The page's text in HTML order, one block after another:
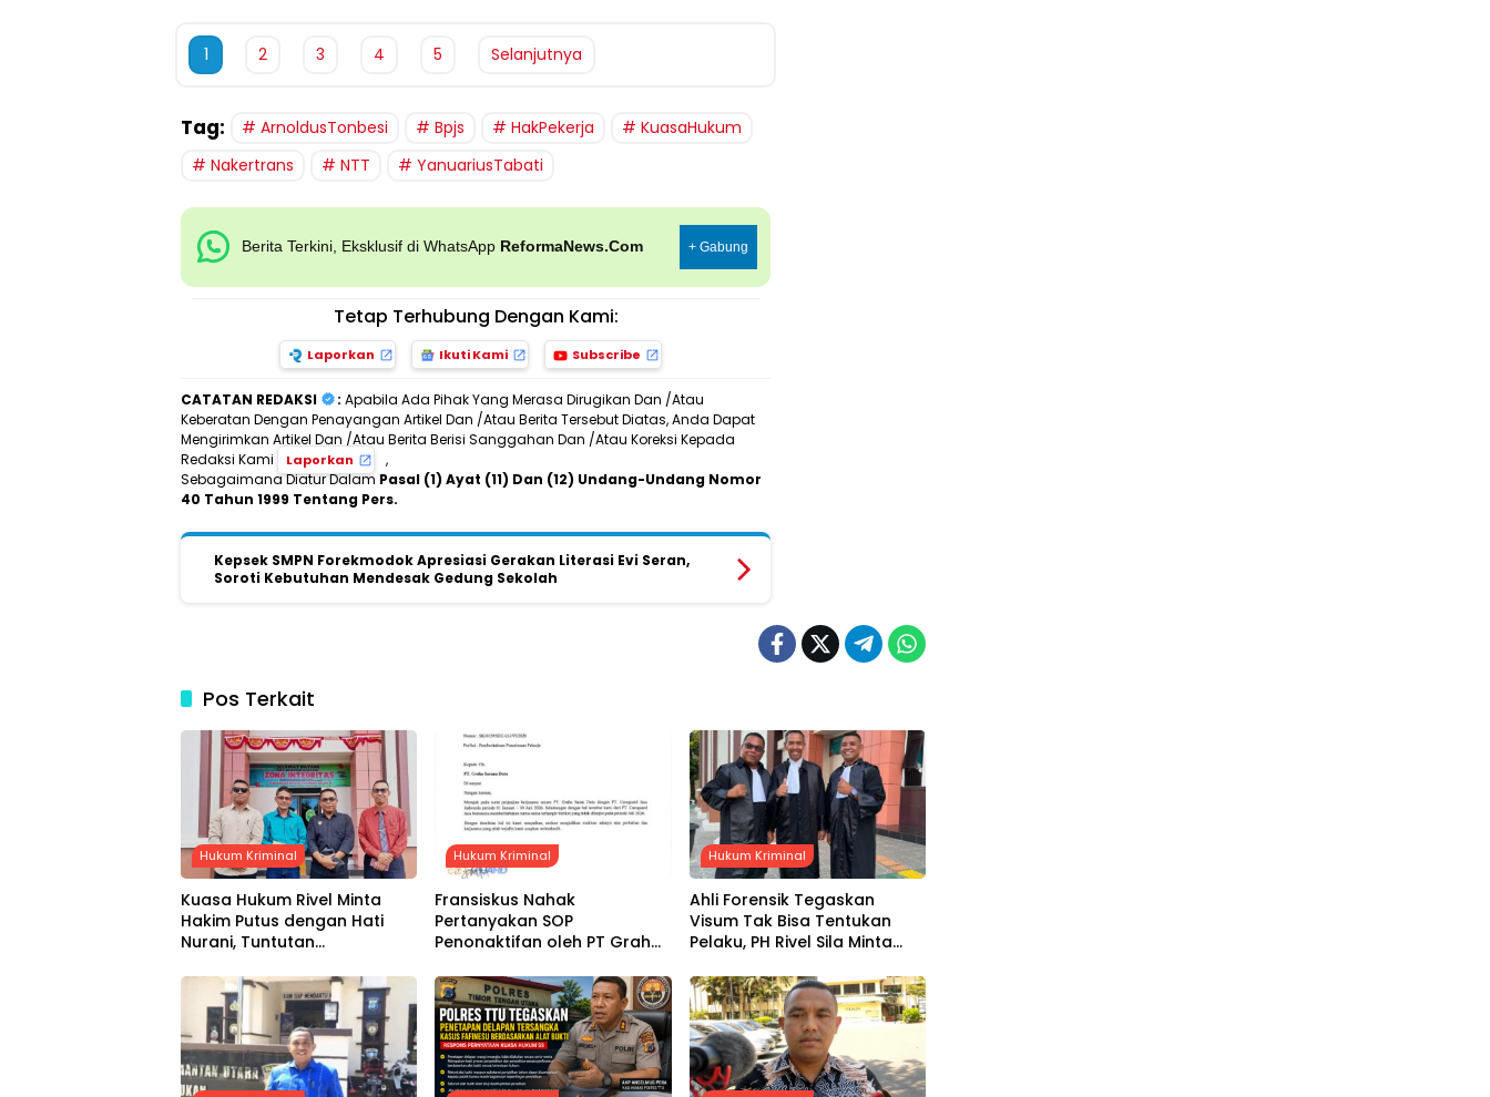
1 2 3 4 5 Selanjutnya
Tag: ArnoldusTonbesi Bpjs HakPekerja
KuasaHukum
Nakertrans
NTT YanuariusTabati
Berita Terkini, Eksklusif di WhatsApp ReformaNews.Com + Gabung
Tetap Terhubung Dengan Kami:
Laporkan Ikuti Kami Subscribe
CATATAN REDAKSI : Apabila Ada Pihak Yang Merasa Dirugikan Dan /Atau
Keberatan Dengan Penayangan Artikel Dan /Atau Berita Tersebut Diatas, Anda Dapat
Mengirimkan Artikel Dan /Atau Berita Berisi Sanggahan Dan /Atau Koreksi Kepada
Redaksi Kami
Laporkan
,
Sebagaimana Diatur Dalam Pasal (1) Ayat (11) Dan (12) Undang-Undang Nomor
40 Tahun 1999 Tentang Pers.
Kepsek SMPN Forekmodok Apresiasi Gerakan Literasi Evi Seran,
Soroti Kebutuhan Mendesak Gedung Sekolah
Pos Terkait
Hukum Kriminal
Kuasa Hukum Rivel Minta
Hakim Putus dengan Hati
Nurani, Tuntutan
Depan
Hukum Kriminal
Fransiskus Nahak
Pertanyakan SOP
Penonaktifan oleh PT Graha
Bulan Belum Dibayarkan
Hukum Kriminal
Ahli Forensik Tegaskan
Visum Tak Bisa Tentukan
Pelaku, PH Rivel Sila Minta
Fakta Persidangan